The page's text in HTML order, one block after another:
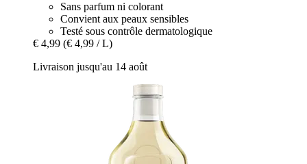
Sans parfum ni colorant
Convient aux peaux sensibles
Testé sous contrôle dermatologique
€ 4,99 (€ 4,99 / L)
Livraison jusqu'au 14 août